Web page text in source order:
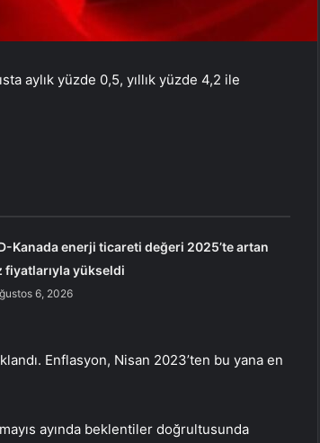
aylık yüzde 0,5, yıllık yüzde 4,2 ile
Kanada enerji ticareti değeri 2025’te artan
fiyatlarıyla yükseldi
6, 2026
Enflasyon, Nisan 2023’ten bu yana en
ayında beklentiler doğrultusunda